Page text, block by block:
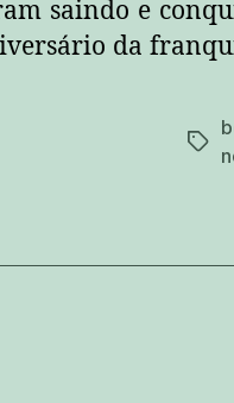
saindo e
da
tags